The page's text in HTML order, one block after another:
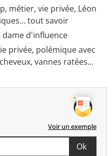
métier, vie privée, Léon
tout savoir
d'influence
privée, polémique avec
vannes ratées...
Voir un exemple